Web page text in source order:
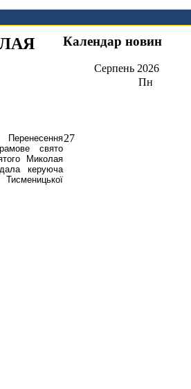
свято
Миколая
керуюча
Календар новин
Серпень 2026
Пн
27